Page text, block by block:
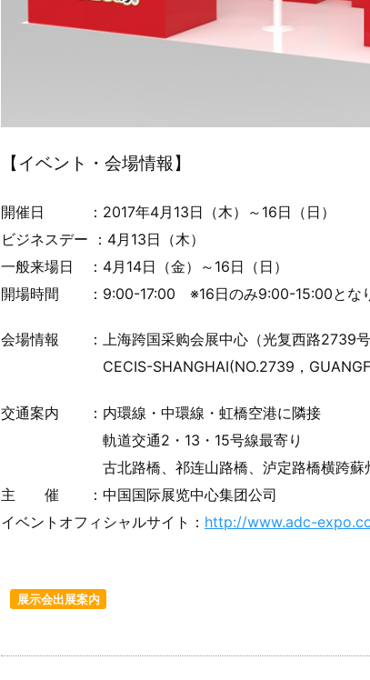
【イベント・会場情報】
開催日 ：2017年4月13日（木）～16日（日）
ビジネスデー ：4月13日（木）
一般来場日 ：4月14日（金）～16日（日）
開場時間 ：9:00-17:00 ※16日のみ9:00-15:00となり
会場情報 ：上海跨国采购会展中心（光复西路2739号
CECIS-SHANGHAI(NO.2739，GUANGFU
交通案内 ：内環線・中環線・虹橋空港に隣接
軌道交通2・13・15号線最寄り
古北路橋、祁连山路橋、泸定路橋横跨蘇州河
主 催 ：中国国际展览中心集团公司
イベントオフィシャルサイト： http://www.adc-
展示会出展案内